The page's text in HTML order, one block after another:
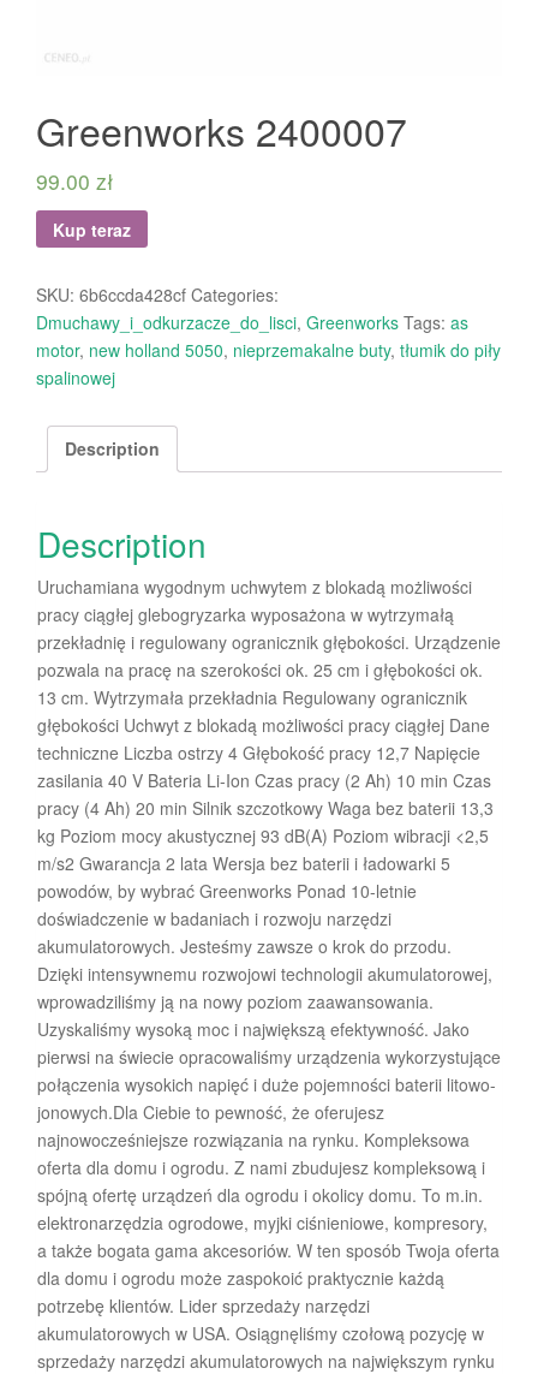
Greenworks 2400007
99.00 zł
Kup teraz
SKU: 6b6ccda428cf Categories:
Dmuchawy_i_odkurzacze_do_lisci, Greenworks Tags: as
motor, new holland 5050, nieprzemakalne buty, tłumik do piły
spalinowej
Description
Description
Uruchamiana wygodnym uchwytem z blokadą możliwości
pracy ciągłej glebogryzarka wyposażona w wytrzymałą
przekładnię i regulowany ogranicznik głębokości. Urządzenie
pozwala na pracę na szerokości ok. 25 cm i głębokości ok.
13 cm. Wytrzymała przekładnia Regulowany ogranicznik
głębokości Uchwyt z blokadą możliwości pracy ciągłej Dane
techniczne Liczba ostrzy 4 Głębokość pracy 12,7 Napięcie
zasilania 40 V Bateria Li-Ion Czas pracy (2 Ah) 10 min Czas
pracy (4 Ah) 20 min Silnik szczotkowy Waga bez baterii 13,3
kg Poziom mocy akustycznej 93 dB(A) Poziom wibracji <2,5
m/s2 Gwarancja 2 lata Wersja bez baterii i ładowarki 5
powodów, by wybrać Greenworks Ponad 10-letnie
doświadczenie w badaniach i rozwoju narzędzi
akumulatorowych. Jesteśmy zawsze o krok do przodu.
Dzięki intensywnemu rozwojowi technologii akumulatorowej,
wprowadziliśmy ją na nowy poziom zaawansowania.
Uzyskaliśmy wysoką moc i największą efektywność. Jako
pierwsi na świecie opracowaliśmy urządzenia wykorzystujące
połączenia wysokich napięć i duże pojemności baterii litowo-
jonowych.Dla Ciebie to pewność, że oferujesz
najnowocześniejsze rozwiązania na rynku. Kompleksowa
oferta dla domu i ogrodu. Z nami zbudujesz kompleksową i
spójną ofertę urządzeń dla ogrodu i okolicy domu. To m.in.
elektronarzędzia ogrodowe, myjki ciśnieniowe, kompresory,
a także bogata gama akcesoriów. W ten sposób Twoja oferta
dla domu i ogrodu może zaspokoić praktycznie każdą
potrzebę klientów. Lider sprzedaży narzędzi
akumulatorowych w USA. Osiągnęliśmy czołową pozycję w
sprzedaży narzędzi akumulatorowych na największym rynku